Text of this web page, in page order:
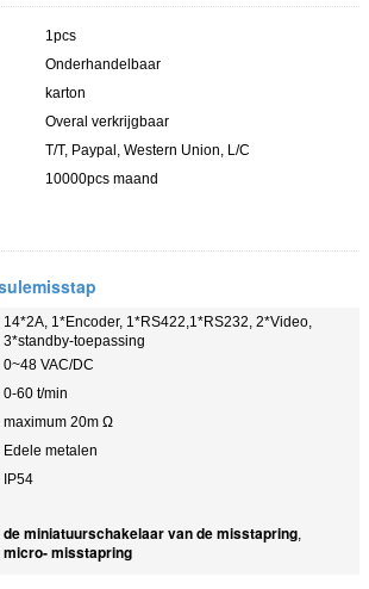
1pcs
Onderhandelbaar
karton
Overal verkrijgbaar
T/T, Paypal, Western Union, L/C
10000pcs maand
14*2A, 1*Encoder, 1*RS422,1*RS232, 2*Video,
3*standby-toepassing
0~48 VAC/DC
0-60 t/min
maximum 20m Ω
Edele metalen
IP54
de miniatuurschakelaar van de misstapring,
micro- misstapring